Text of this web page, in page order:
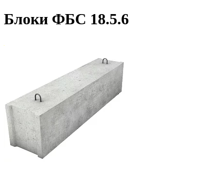
Блоки ФБС 18.5.6